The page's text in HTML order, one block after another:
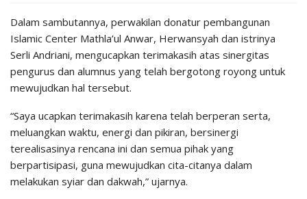
Dalam sambutannya, perwakilan donatur pembangunan
Islamic Center Mathla’ul Anwar, Herwansyah dan istrinya
Serli Andriani, mengucapkan terimakasih atas sinergitas
pengurus dan alumnus yang telah bergotong royong untuk
mewujudkan hal tersebut.
“Saya ucapkan terimakasih karena telah berperan serta,
meluangkan waktu, energi dan pikiran, bersinergi
terealisasinya rencana ini dan semua pihak yang
berpartisipasi, guna mewujudkan cita-citanya dalam
melakukan syiar dan dakwah,” ujarnya.